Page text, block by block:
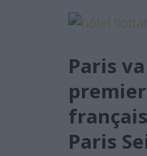
Paris
Paris